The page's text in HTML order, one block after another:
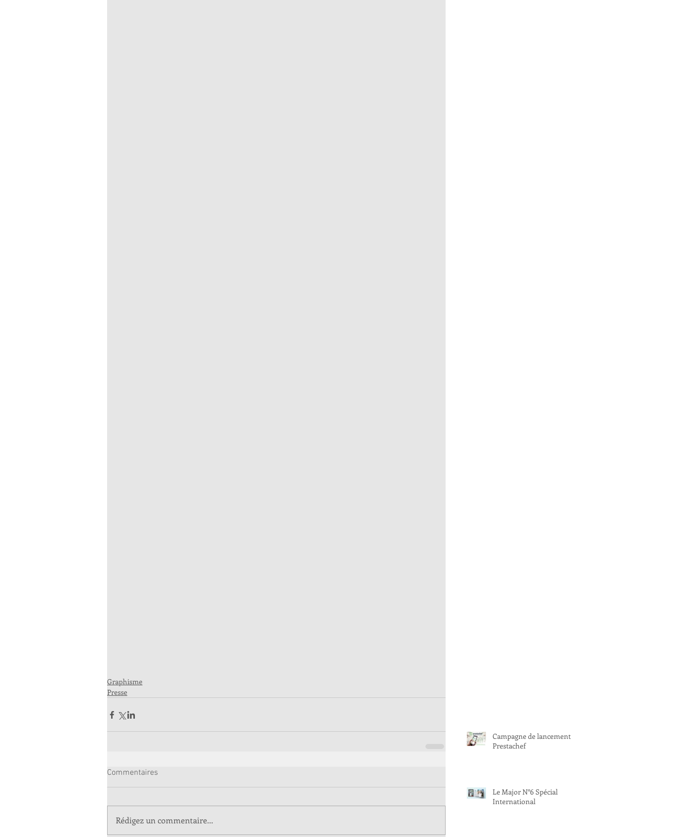
Graphisme
Presse
Commentaires
Rédigez un commentaire...
Campagne de lancement
Prestachef
Le Major N°6 Spécial
International